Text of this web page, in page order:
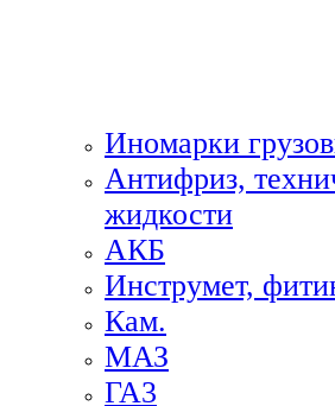
Иномарки
Антифриз,
жидкости
АКБ
Инструмет,
Кам.
МАЗ
ГА3